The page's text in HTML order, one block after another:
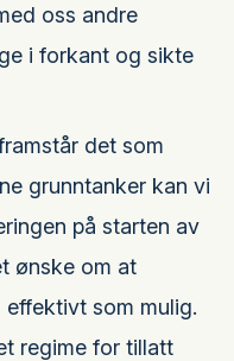
oss andre
i forkant og sikte
det som
grunntanker kan vi
på starten av
ønske om at
som mulig.
regime for tillatt